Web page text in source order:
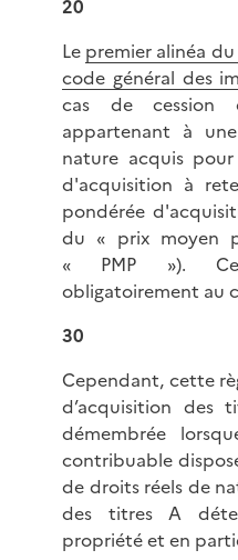
20
Le premier alinéa
code général des
cas de cession
appartenant à
nature acquis
d'acquisition à
pondérée
du « prix moyen
« PMP »).
obligatoirement au
30
Cependant, cette
d’acquisition des
démembrée
contribuable
de droits réels de
des titres A
propriété et en